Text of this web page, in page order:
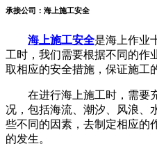
承接公司：海上施工安全
海上施工安全是海上作业
工时，我们需要根据不同的作
取相应的安全措施，保证施工
在进行海上施工时，需要
况，包括海流、潮汐、风浪、
些不同的因素，去制定相应的
的发生。